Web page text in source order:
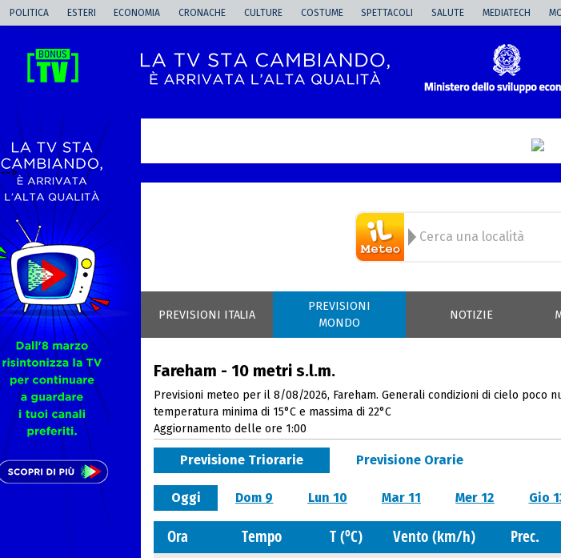
POLITICA ESTERI ECONOMIA CRONACHE CULTURE COSTUME SPETTACOLI SALUTE MEDIATECH
-->
PREVISIONI ITALIA
PREVISIONI
MONDO
NOTIZIE
Fareham - 10 metri s.l.m.
Previsioni meteo per il 8/08/2026, Fareham. Generali condizioni di cielo poco
temperatura minima di 15°C e massima di 22°C
Aggiornamento delle ore 1:00
Previsione Triorarie Previsione Orarie
Oggi Dom 9 Lun 10 Mar 11 Mer 12 Gio
Ora Tempo T (oC) Vento (km/h) Prec.